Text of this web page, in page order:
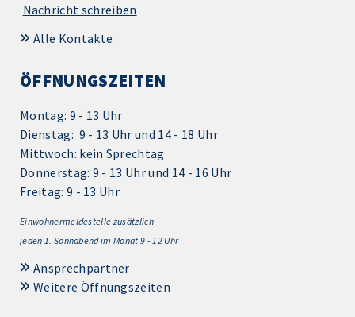
Nachricht schreiben
Alle Kontakte
ÖFFNUNGSZEITEN
Montag: 9 - 13 Uhr
Dienstag: 9 - 13 Uhr und 14 - 18 Uhr
Mittwoch: kein Sprechtag
Donnerstag: 9 - 13 Uhr und 14 - 16 Uhr
Freitag: 9 - 13 Uhr
Einwohnermeldestelle zusätzlich
jeden 1. Sonnabend im Monat 9 - 12 Uhr
Ansprechpartner
Weitere Öffnungszeiten